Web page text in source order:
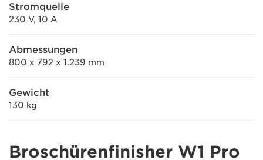
Stromquelle
230 V, 10 A
Abmessungen
800 x 792 x 1.239 mm
Gewicht
130 kg
Broschürenfinisher W1 Pro